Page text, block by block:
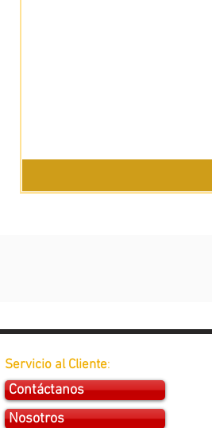
Servicio al Cliente:
Contáctanos
Nosotros